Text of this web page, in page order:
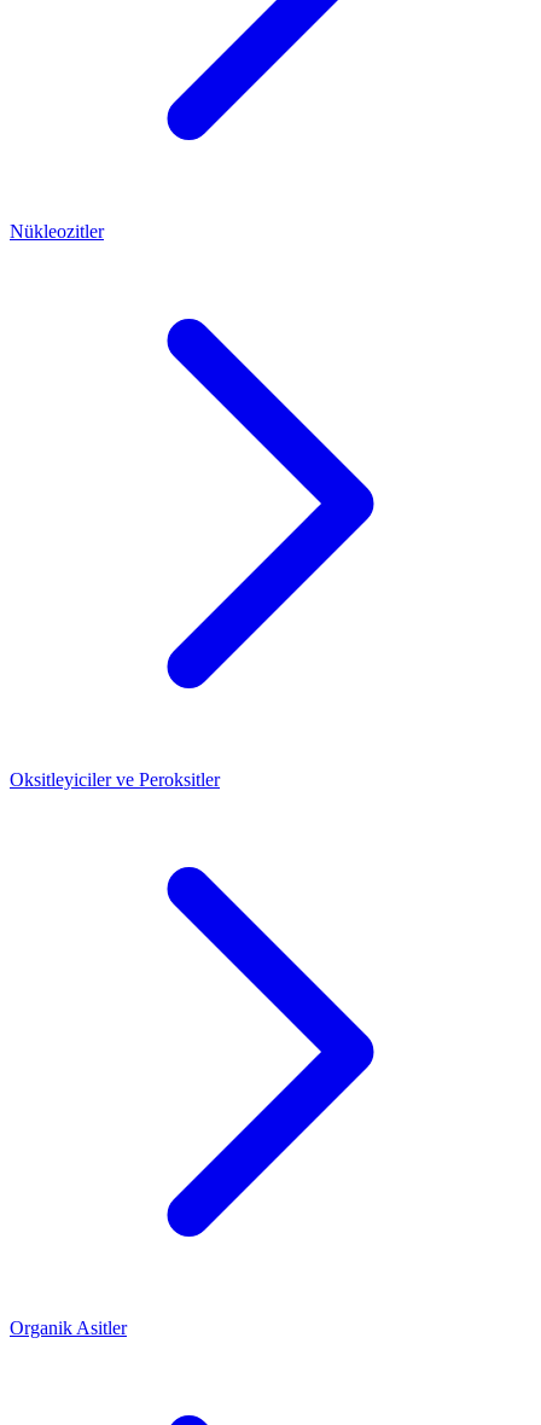
Nükleozitler
Oksitleyiciler ve Peroksitler
Organik Asitler